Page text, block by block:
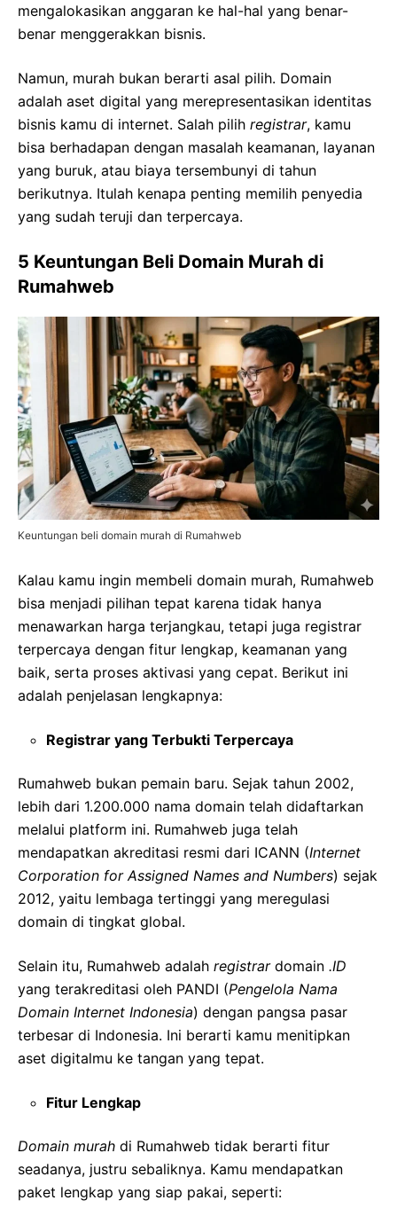
mengalokasikan anggaran ke hal-hal yang benar-
benar menggerakkan bisnis.
Namun, murah bukan berarti asal pilih. Domain
adalah aset digital yang merepresentasikan identitas
bisnis kamu di internet. Salah pilih registrar, kamu
bisa berhadapan dengan masalah keamanan, layanan
yang buruk, atau biaya tersembunyi di tahun
berikutnya. Itulah kenapa penting memilih penyedia
yang sudah teruji dan terpercaya.
5 Keuntungan Beli Domain Murah di
Rumahweb
Keuntungan beli domain murah di Rumahweb
Kalau kamu ingin membeli domain murah, Rumahweb
bisa menjadi pilihan tepat karena tidak hanya
menawarkan harga terjangkau, tetapi juga registrar
terpercaya dengan fitur lengkap, keamanan yang
baik, serta proses aktivasi yang cepat. Berikut ini
adalah penjelasan lengkapnya:
Registrar yang Terbukti Terpercaya
Rumahweb bukan pemain baru. Sejak tahun 2002,
lebih dari 1.200.000 nama domain telah didaftarkan
melalui platform ini. Rumahweb juga telah
mendapatkan akreditasi resmi dari ICANN (Internet
Corporation for Assigned Names and Numbers) sejak
2012, yaitu lembaga tertinggi yang meregulasi
domain di tingkat global.
Selain itu, Rumahweb adalah registrardomain .ID
yang terakreditasi oleh PANDI (Pengelola Nama
Domain Internet Indonesia) dengan pangsa pasar
terbesar di Indonesia. Ini berarti kamu menitipkan
aset digitalmu ke tangan yang tepat.
Fitur Lengkap
Domain murah di Rumahweb tidak berarti fitur
seadanya, justru sebaliknya. Kamu mendapatkan
paket lengkap yang siap pakai, seperti: